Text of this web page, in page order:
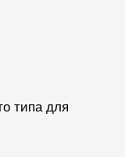
типа для